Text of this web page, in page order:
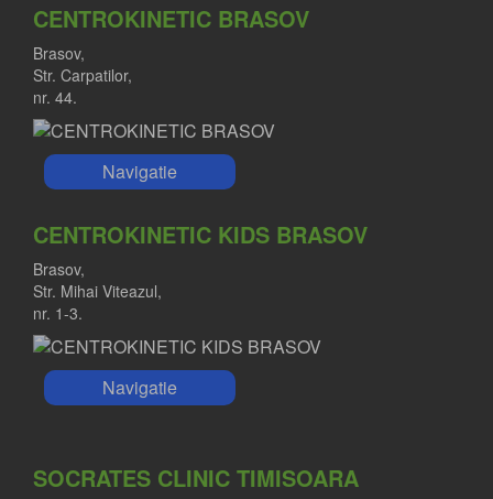
DR. CRISTINA NEAGU
Medic Primar Chirurgie Vasculara
CENTROKINETIC BRASOV
Brasov,
Str. Carpatilor,
nr. 44.
Navigatie
CENTROKINETIC KIDS BRASOV
Brasov,
Str. Mihai Viteazul,
nr. 1-3.
Navigatie
SOCRATES CLINIC TIMISOARA